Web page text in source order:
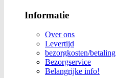
Informatie
Over ons
Levertijd
bezorgkosten/betaling
Bezorgservice
Belangrijke info!